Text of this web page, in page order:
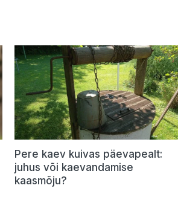
Pere kaev kuivas päevapealt:
juhus või kaevandamise
kaasmõju?